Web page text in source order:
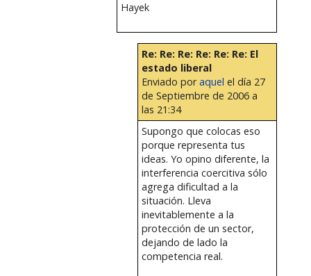
Hayek
Re: Re: Re: Re: Re: Re: El
estado liberal
Enviado poraquel el día 27
de Septiembre de 2006 a
las 21:34
Supongo que colocas eso
porque representa tus
ideas. Yo opino diferente, la
interferencia coercitiva sólo
agrega dificultad a la
situación. Lleva
inevitablemente a la
protección de un sector,
dejando de lado la
competencia real.